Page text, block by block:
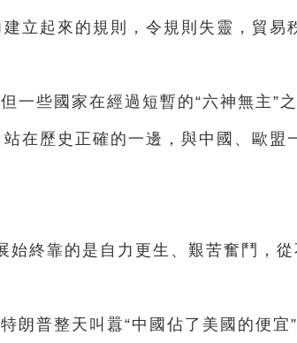
立起來的規則，令規則失靈，貿易
一些國家在經過短暫的“六神無主”之
在歷史正確的一邊，與中國、歐盟
始終靠的是自力更生、艱苦奮鬥，從
朗普整天叫囂“中國佔了美國的便宜